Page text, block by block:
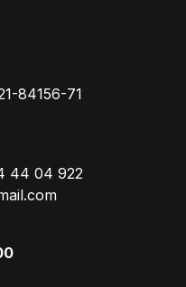
84156-71
44 04 922